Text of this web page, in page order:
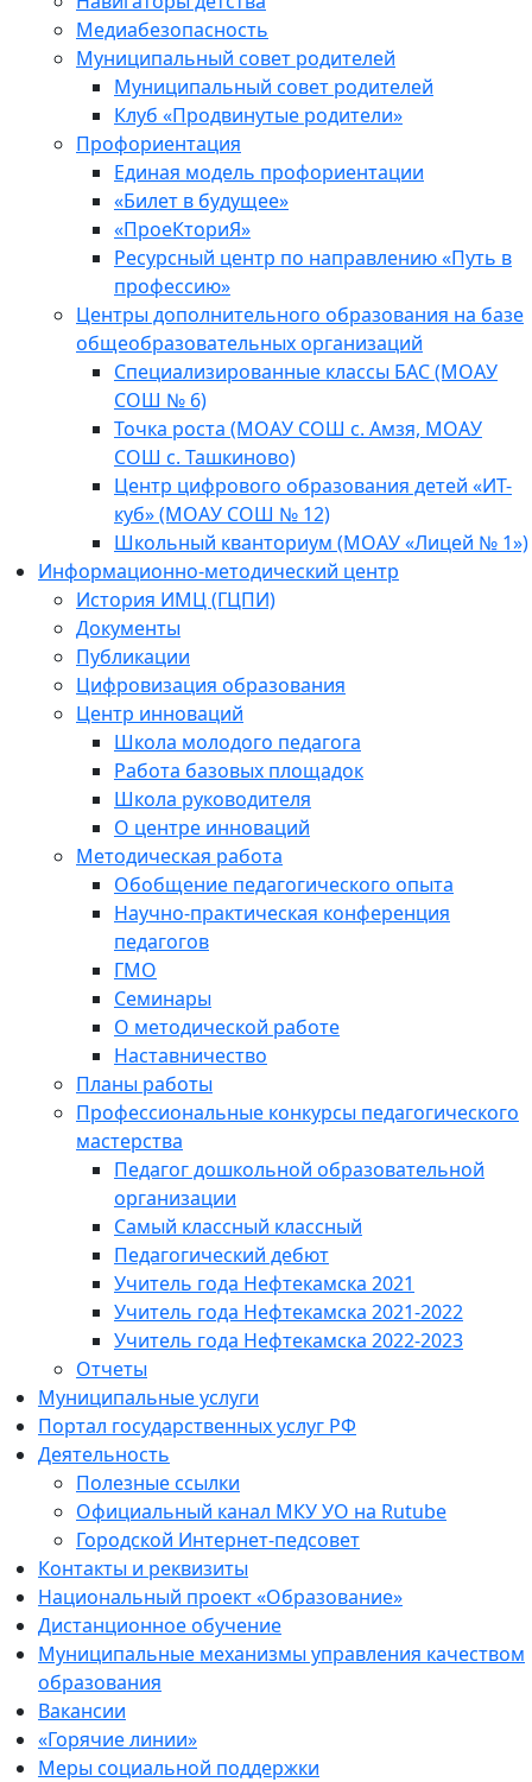
Медиабезопасность
Мyниципальный совет родителей
Муниципальный совет родителей
Клуб «Продвинутые родители»
Профориентация
Единая модель профориентации
«Билет в будущее»
«ПроеКториЯ»
Ресурсный центр по направлению «Путь в
профессию»
Центры дополнительного образования на базе
общеобразовательных организаций
Специализированные классы БАС (МОАУ
СОШ № 6)
Точка роста (МОАУ СОШ с. Амзя, МОАУ
СОШ с. Ташкиново)
Центр цифрового образования детей «ИТ-
куб» (МОАУ СОШ № 12)
Школьный кванториум (МОАУ «Лицей № 1»)
Информационно-методический центр
История ИМЦ (ГЦПИ)
Документы
Публикации
Цифровизация образования
Центр инноваций
Школа молодого педагога
Работа базовых площадок
Школа руководителя
О центре инноваций
Методическая работа
Обобщение педагогического опыта
Научно-практическая конференция
педагогов
ГМО
Семинары
О методической работе
Наставничество
Планы работы
Профессиональные конкурсы педагогического
мастерства
Педагог дошкольной образовательной
организации
Самый классный классный
Педагогический дебют
Учитель года Нефтекамска 2021
Учитель года Нефтекамска 2021-2022
Учитель года Нефтекамска 2022-2023
Отчеты
Муниципальные услуги
Портал государственных услуг РФ
Деятельность
Полезные ссылки
Официальный канал МКУ УО на Rutube
Городской Интернет-педсовет
Контакты и реквизиты
Национальный проект «Образование»
Дистанционное обучение
Муниципальные механизмы управления качеством
образования
Вакансии
«Горячие линии»
Меры социальной поддержки